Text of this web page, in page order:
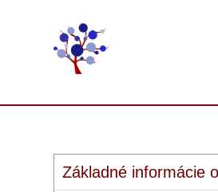
Základné informácie